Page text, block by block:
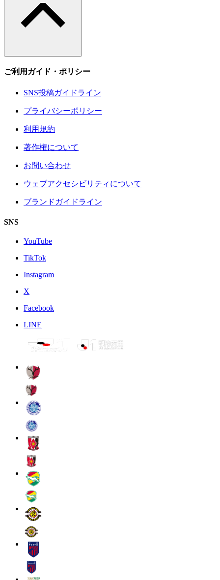
ご利用ガイド・ポリシー
SNS投稿ガイドライン
プライバシーポリシー
利用規約
著作権について
お問い合わせ
ウェブアクセシビリティについて
ブランドガイドライン
SNS
YouTube
TikTok
Instagram
X
Facebook
LINE